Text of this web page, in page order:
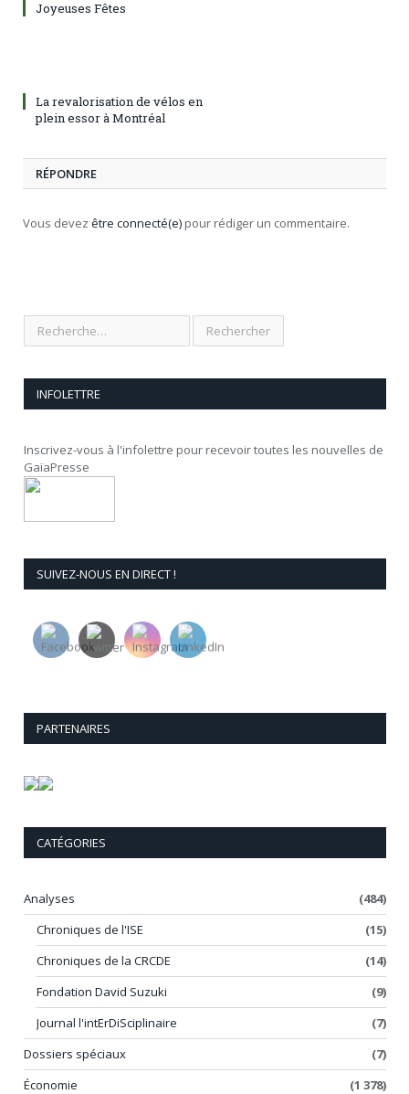
Joyeuses Fêtes
La revalorisation de vélos en
plein essor à Montréal
RÉPONDRE
Vous devez être connecté(e) pour rédiger un commentaire.
INFOLETTRE
Inscrivez-vous à l'infolettre pour recevoir toutes les nouvelles de
GaïaPresse
SUIVEZ-NOUS EN DIRECT !
PARTENAIRES
CATÉGORIES
Analyses
(484)
Chroniques de l'ISE
(15)
Chroniques de la CRCDE
(14)
Fondation David Suzuki
(9)
Journal l'intErDiSciplinaire
(7)
Dossiers spéciaux
(7)
Économie
(1 378)